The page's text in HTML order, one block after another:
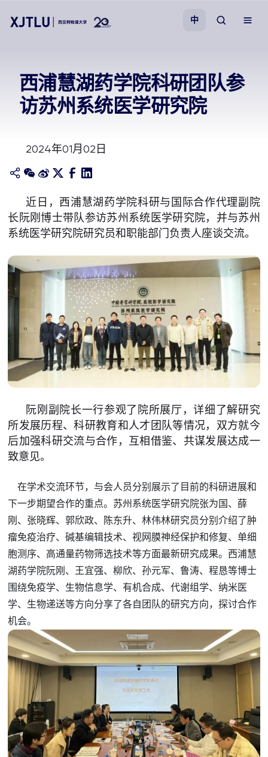
招生
学院
校园生活
中
西浦慧湖药学院科研团队参
访苏州系统医学研究院
2024年01月02日
近日，西浦慧湖药学院科研与国际合作代理副院
长阮刚博士带队参访苏州系统医学研究院，并与苏州
系统医学研究院研究员和职能部门负责人座谈交流。
阮刚副院长一行参观了院所展厅，详细了解研究
所发展历程、科研教育和人才团队等情况，双方就今
后加强科研交流与合作，互相借鉴、共谋发展达成一
致意见。
在学术交流环节，与会人员分别展示了目前的科研进展和
下一步期望合作的重点。苏州系统医学研究院张为国、薛
刚、张晓辉、郭欣政、陈东升、林伟林研究员分别介绍了肿
瘤免疫治疗、碱基编辑技术、视网膜神经保护和修复、单细
胞测序、高通量药物筛选技术等方面最新研究成果。西浦慧
湖药学院阮刚、王宜强、柳欣、孙元军、鲁涛、程恳等博士
围绕免疫学、生物信息学、有机合成、代谢组学、纳米医
学、生物递送等方向分享了各自团队的研究方向，探讨合作
机会。